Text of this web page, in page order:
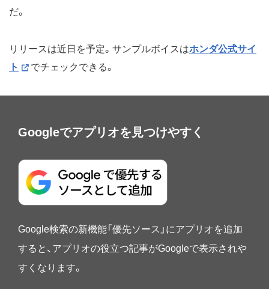
だ。
リリースは近日を予定。サンプルボイスはホンダ公式サイ
ト
でチェックできる。
Googleでアプリオを見つけやすく
Google検索の新機能「優先ソース」にアプリオを追加
すると、アプリオの役立つ記事がGoogleで表示されや
すくなります。